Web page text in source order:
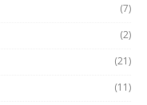
(7)
(2)
(21)
(11)